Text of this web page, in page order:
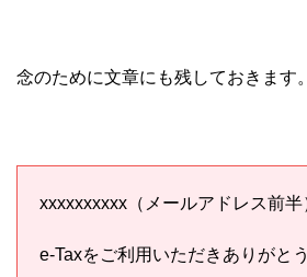
念のために文章にも残しておきます。
xxxxxxxxxx（メールアドレス前半
e-Taxをご利用いただきありがと